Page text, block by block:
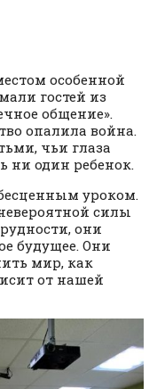
особенной
гостей из
общение».
опалила война.
чьи глаза
ни один ребенок.
уроком.
силы
они
будущее. Они
мир, как
от нашей